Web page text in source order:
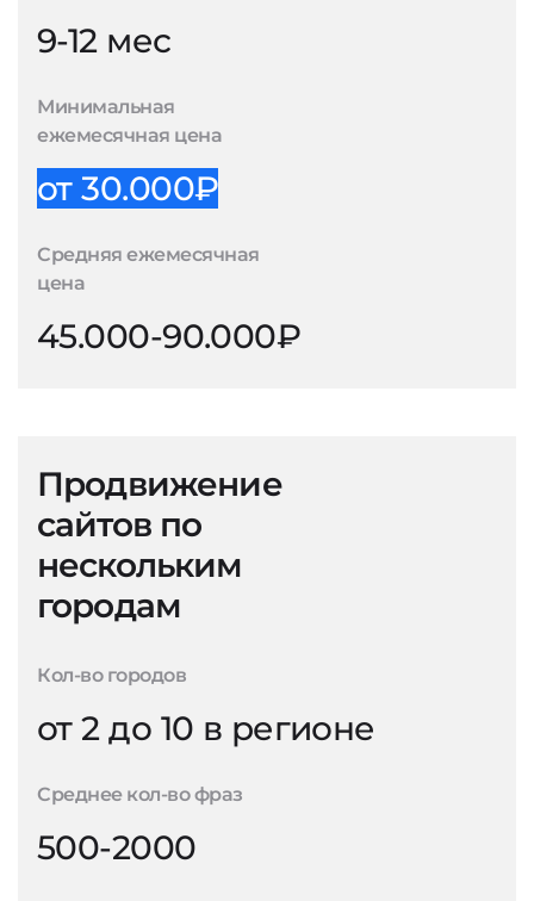
9-12 мес
Минимальная
ежемесячная цена
от 30.000₽
Средняя ежемесячная
цена
45.000-90.000₽
Продвижение
сайтов по
нескольким
городам
Кол-во городов
от 2 до 10 в регионе
Среднее кол-во фраз
500-2000